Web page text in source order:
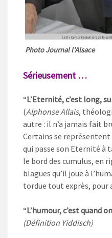
Photo Journal l’Alsace
Sérieusement …
“L’Eternité, c’est long,
(Alphonse Allais,
autre : il n’a jamais fait
Certains se
qui passe son Eternité à
le bord des cumulus, en
blagues qu’il joue à
tordue tout exprès, pour
“L’humour, c’est quand
(Définition Yiddisch)